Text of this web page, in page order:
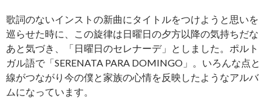
歌詞のないインストの新曲にタイトルをつけようと思いを
巡らせた時に、この旋律は日曜日の夕方以降の気持ちだな
あと気づき、「日曜日のセレナーデ」としました。ポルト
ガル語で「SERENATA PARA DOMINGO」。いろんな点と
線がつながり今の僕と家族の心情を反映したようなアルバ
ムになっています。